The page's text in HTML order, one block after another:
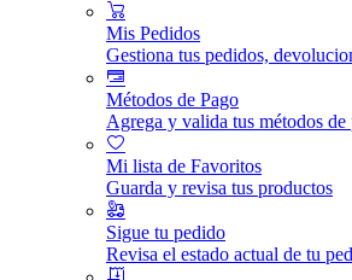
Mis Pedidos
Gestiona tus pedidos,
Métodos de Pago
Agrega y valida tus métodos de
Mi lista de Favoritos
Guarda y revisa tus productos
Sigue tu pedido
Revisa el estado actual de tu